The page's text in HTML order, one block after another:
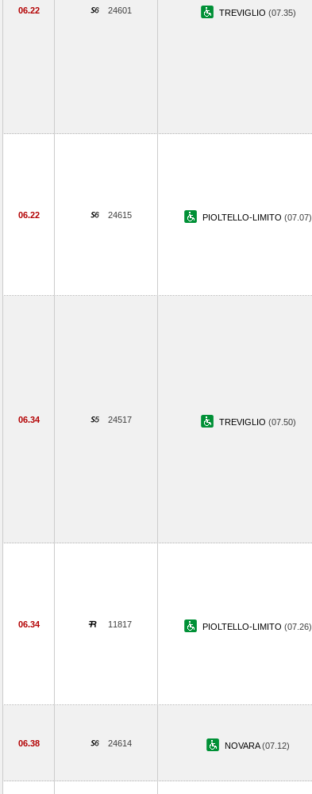
06.22 24601 TREVIGLIO (07.35)
06.22 24615 PIOLTELLO-LIMITO (07.07)
06.34 24517 TREVIGLIO (07.50)
06.34 11817 PIOLTELLO-LIMITO (07.26)
06.38 24614 NOVARA(07.12)